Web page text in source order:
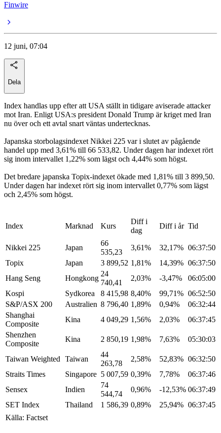
Finwire
12 juni, 07:04
Dela
Index handlas upp efter att USA ställt in tidigare aviserade attacker
mot Iran. Enligt USA:s president Donald Trump är kriget med Iran
nu över och ett avtal snart väntas undertecknas.
Japanska storbolagsindexet Nikkei 225 var i slutet av pågående
handel upp med 3,61% till 66 533,82. Under dagen har indexet rört
sig inom intervallet 1,22% som lägst och 4,44% som högst.
Det bredare japanska Topix-indexet ökade med 1,81% till 3 899,50.
Under dagen har indexet rört sig inom intervallet 0,77% som lägst
och 2,45% som högst.
Index Marknad Kurs
Diff i
dag
Diff i år Tid
Nikkei 225 Japan
66
535,23
3,61% 32,17% 06:37:50
Topix
Japan 3 899,52 1,81% 14,39% 06:37:50
Hang Seng
Hongkong
24
740,41
2,03% -3,47%
06:05:00
Kospi
Sydkorea 8 415,98 8,40% 99,71% 06:52:50
S&P/ASX 200
Australien 8 796,40 1,89% 0,94%
06:32:44
Shanghai
Composite
Kina 4 049,29 1,56% 2,03%
06:37:45
Shenzhen
Composite
Kina 2 850,19 1,98% 7,63% 05:30:03
Taiwan Weighted Taiwan
44
263,78
2,58% 52,83% 06:32:50
Straits Times
Singapore 5 007,59 0,39% 7,78%
06:37:46
Sensex
Indien
74
544,74
0,96% -12,53% 06:37:49
SET Index
Thailand 1 586,39 0,89% 25,94% 06:37:45
Källa: Factset